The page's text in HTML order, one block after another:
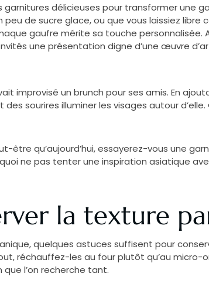
délicieuses pour transformer une
de sucre glace, ou que vous laissiez
gaufre mérite sa touche personnalisée.
une présentation digne d’une œuvre
improvisé un brunch pour ses amis. En
sourires illuminer les visages autour
être qu’aujourd’hui, essayerez-vous une
ne pas tenter une inspiration asiatique
la texture
quelques astuces suffisent pour
réchauffez-les au four plutôt qu’au micro-
l’on recherche tant.